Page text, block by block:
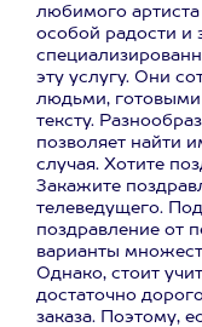
любимого
особой радости и
эту услугу. Они
людьми, готовыми
тексту.
позволяет найти
случая. Хотите
Закажите
телеведущего.
поздравление от
варианты
Однако, стоит
достаточно
заказа. Поэтому,